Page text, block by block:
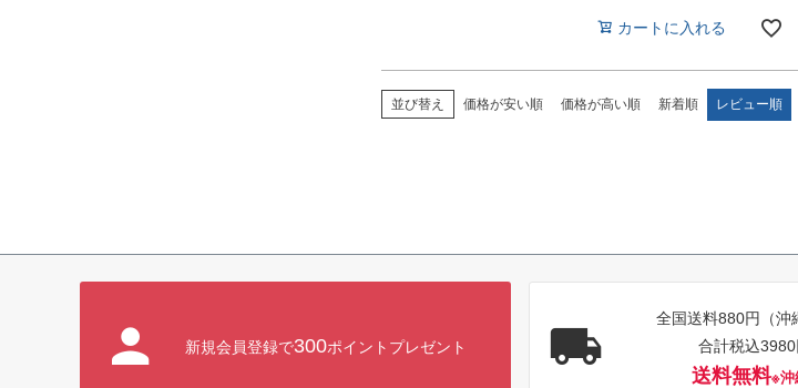
カートに入れる
並び替え 価格が安い順 価格が高い順 新着順 レビュー順
新規会員登録で300ポイントプレゼント
全国送料880円（沖
合計税込
送料無料※沖